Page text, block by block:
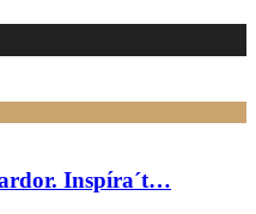
Inspíra´t…